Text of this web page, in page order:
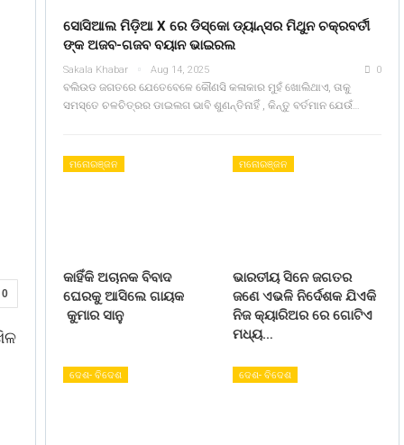
0
ସୋସିଆଲ ମିଡ଼ିଆ X ରେ ଡିସ୍କୋ ଡ୍ୟାନ୍ସର ମିଥୁନ ଚକ୍ରବର୍ତୀ
ଙ୍କ ଅଜବ-ଗଜବ ବୟାନ ଭାଇରଲ
Sakala Khabar Aug 14, 2025 0
ବଲିଉଡ ଜଗତରେ ଯେତେବେଳେ କୌଣସି କଳାକାର ମୁହଁ ଖୋଲିଥାଏ, ତାକୁ
ସମସ୍ତେ ଚଳଚିତ୍ରର ଡାଇଲଗ ଭାବି ଶୁଣନ୍ତିନାହିଁ , କିନ୍ତୁ ବର୍ତମାନ ଯେଉଁ…
ମନୋରଞ୍ଜନ
କାହିଁକି ଅଚାନକ ବିବାଦ
ଘେରକୁ ଆସିଲେ ଗାୟକ
କୁମାର ସାନୁ
ମନୋରଞ୍ଜନ
ଭାରତୀୟ ସିନେ ଜଗତର
ଜଣେ ଏଭଳି ନିର୍ଦେଶକ ଯିଏକି
ନିଜ କ୍ୟାରିଅର ରେ ଗୋଟିଏ
ମଧ୍ୟ…
ଦେଶ- ବିଦେଶ ଦେଶ- ବିଦେଶ